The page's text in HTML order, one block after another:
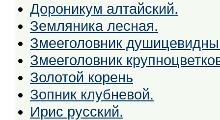
Дороникум алтайский.
Земляника лесная.
Змееголовник
Змееголовник
Золотой корень
Зопник клубневой.
Ирис русский.